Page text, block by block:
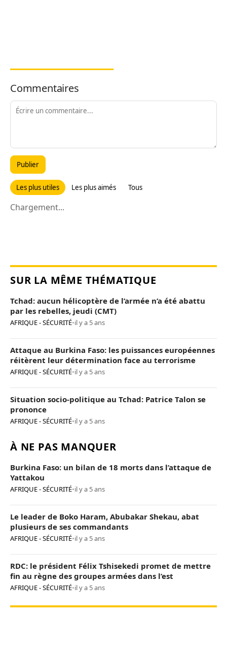
Commentaires
Publier
Les plus utiles Les plus aimés Tous
Chargement...
SUR LA MÊME THÉMATIQUE
Tchad: aucun hélicoptère de l’armée n’a été abattu
par les rebelles, jeudi (CMT)
AFRIQUE - SÉCURITÉ•il y a 5 ans
Attaque au Burkina Faso: les puissances européennes
réitèrent leur détermination face au terrorisme
AFRIQUE - SÉCURITÉ•il y a 5 ans
Situation socio-politique au Tchad: Patrice Talon se
prononce
AFRIQUE - SÉCURITÉ•il y a 5 ans
À NE PAS MANQUER
Burkina Faso: un bilan de 18 morts dans l’attaque de
Yattakou
AFRIQUE - SÉCURITÉ•il y a 5 ans
Le leader de Boko Haram, Abubakar Shekau, abat
plusieurs de ses commandants
AFRIQUE - SÉCURITÉ•il y a 5 ans
RDC: le président Félix Tshisekedi promet de mettre
fin au règne des groupes armées dans l’est
AFRIQUE - SÉCURITÉ•il y a 5 ans